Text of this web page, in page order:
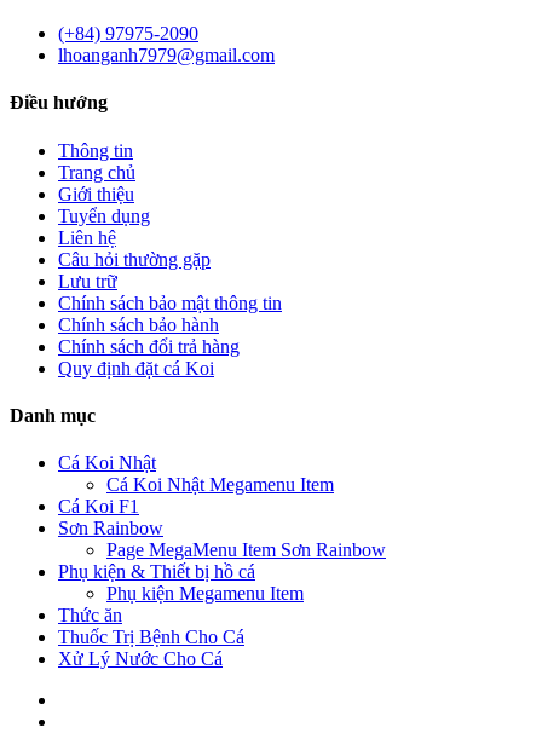
(+84) 97975-2090
lhoanganh7979@gmail.com
Điều hướng
Thông tin
Trang chủ
Giới thiệu
Tuyển dụng
Liên hệ
Câu hỏi thường gặp
Lưu trữ
Chính sách bảo mật thông tin
Chính sách bảo hành
Chính sách đổi trả hàng
Quy định đặt cá Koi
Danh mục
Cá Koi Nhật
Cá Koi Nhật Megamenu Item
Cá Koi F1
Sơn Rainbow
Page MegaMenu Item Sơn Rainbow
Phụ kiện & Thiết bị hồ cá
Phụ kiện Megamenu Item
Thức ăn
Thuốc Trị Bệnh Cho Cá
Xử Lý Nước Cho Cá